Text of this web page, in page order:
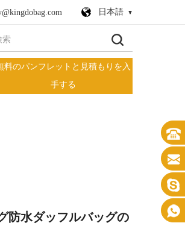
日本語
料のパンフレットと見積もりを入
手する
防水ダッフルバッグの